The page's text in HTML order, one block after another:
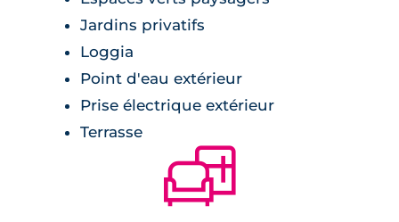
Jardins privatifs
Loggia
Point d'eau extérieur
Prise électrique extérieur
Terrasse
🛋